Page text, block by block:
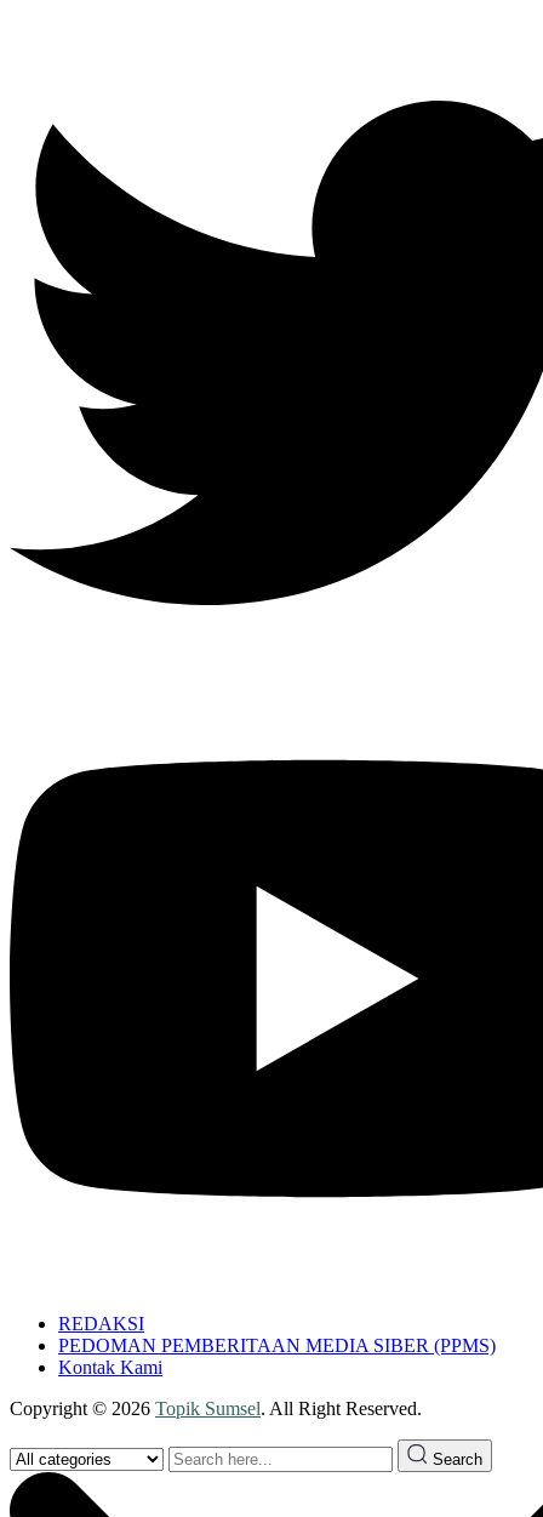
REDAKSI
PEDOMAN PEMBERITAAN MEDIA SIBER (PPMS)
Kontak Kami
Copyright © 2026 Topik Sumsel. All Right Reserved.
Search